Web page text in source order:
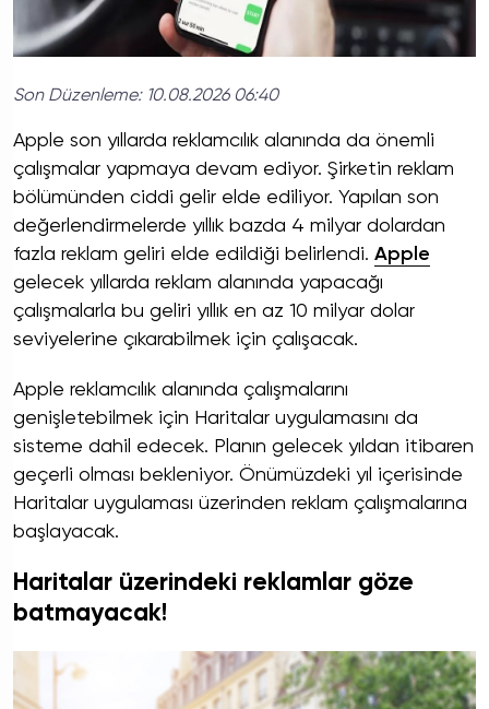
Son Düzenleme: 10.08.2026 06:40
Apple son yıllarda reklamcılık alanında da önemli
çalışmalar yapmaya devam ediyor. Şirketin reklam
bölümünden ciddi gelir elde ediliyor. Yapılan son
değerlendirmelerde yıllık bazda 4 milyar dolardan
fazla reklam geliri elde edildiği belirlendi. Apple
gelecek yıllarda reklam alanında yapacağı
çalışmalarla bu geliri yıllık en az 10 milyar dolar
seviyelerine çıkarabilmek için çalışacak.
Apple reklamcılık alanında çalışmalarını
genişletebilmek için Haritalar uygulamasını da
sisteme dahil edecek. Planın gelecek yıldan itibaren
geçerli olması bekleniyor. Önümüzdeki yıl içerisinde
Haritalar uygulaması üzerinden reklam çalışmalarına
başlayacak.
Haritalar üzerindeki reklamlar göze
batmayacak!